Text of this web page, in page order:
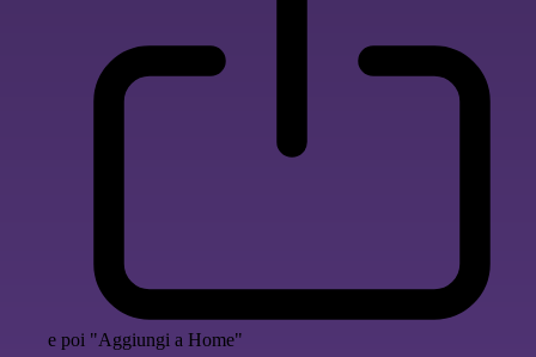
e poi "Aggiungi a Home"